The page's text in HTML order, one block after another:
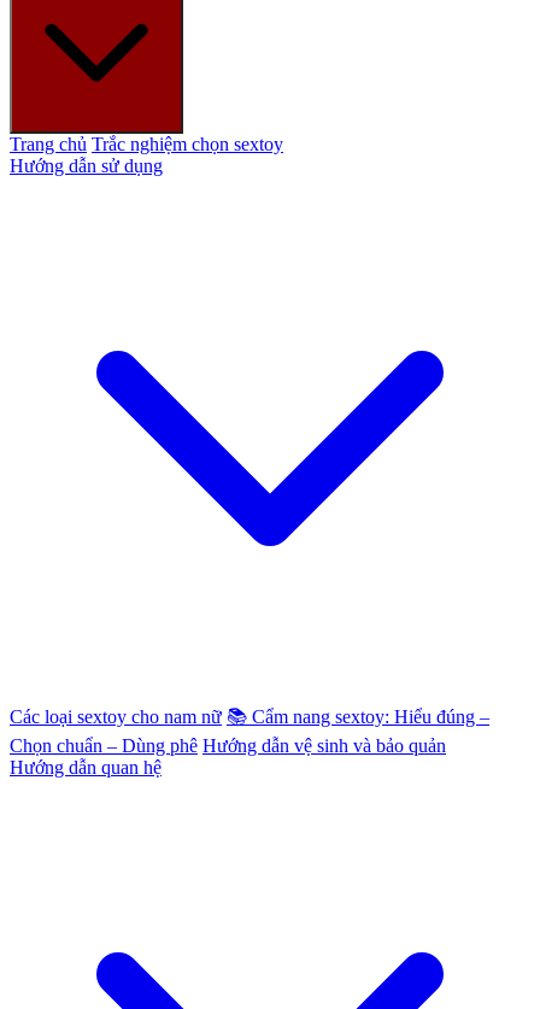
Trang chủ Trắc nghiệm chọn sextoy
Hướng dẫn sử dụng
Các loại sextoy cho nam nữ 📚 Cẩm nang sextoy: Hiểu đúng –
Chọn chuẩn – Dùng phê Hướng dẫn vệ sinh và bảo quản
Hướng dẫn quan hệ